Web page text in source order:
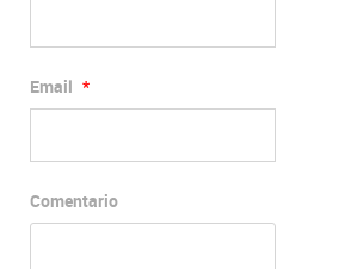
Email *
Comentario